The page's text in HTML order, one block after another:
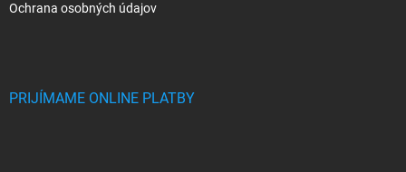
Ochrana osobných údajov
PRIJÍMAME ONLINE PLATBY